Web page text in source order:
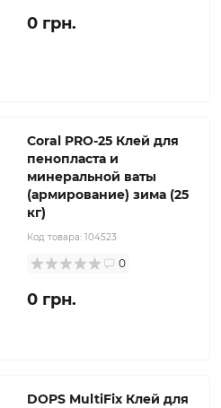
0 грн.
Coral PRO-25 Клей для
пенопласта и
минеральной ваты
(армирование) зима (25
кг)
Код товара: 104523
0
0 грн.
DOPS MultiFix Клей для